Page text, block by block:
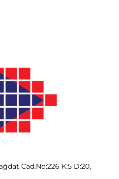
Cad.No:226 K:5 D:20,